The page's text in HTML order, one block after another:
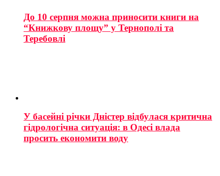
До 10 серпня можна приносити книги на
“Книжкову площу” у Тернополі та
Теребовлі
У басейні річки Дністер відбулася критична
гідрологічна ситуація: в Одесі влада
просить економити воду